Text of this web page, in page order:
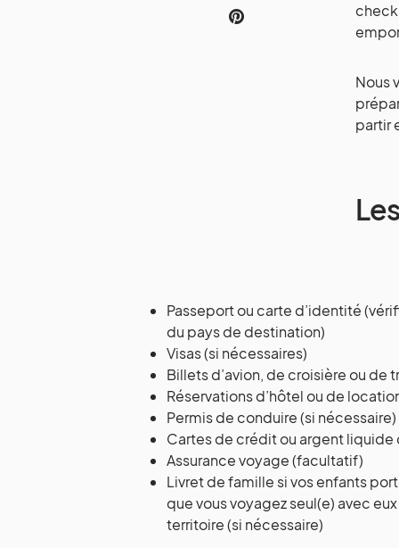
Nous
partir
Passeport ou carte d’identité
du pays de destination)
Visas (si nécessaires)
Billets d’avion, de croisière ou de
Réservations d’hôtel ou de
Permis de conduire (si nécessaire)
Cartes de crédit ou argent liquide
Assurance voyage (facultatif)
Livret de famille si vos enfants
que vous voyagez seul(e) avec
territoire (si nécessaire)